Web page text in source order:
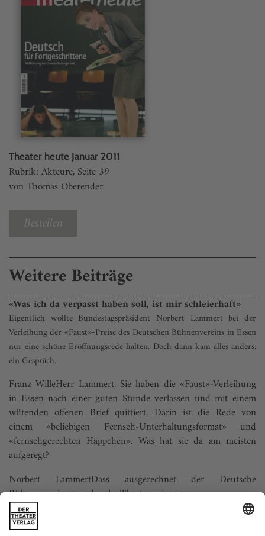
Theater heute Januar 2011
Rubrik: Akteure, Seite 39
von Thomas Oberender
Bestellen
Weitere Beiträge
«Was ich da verpasst haben soll, ist mir schleierhaft»
Eigentlich wollte Bundestagspräsident Norbert Lammert bei der
Verleihung der «Faust»-Preise des Deutschen Bühnenvereins in Essen
nur eine schöne Eröffnungsrede halten. Doch dann kam alles anders:
ein Gespräch.
Franz WilleHerr Lammert, Sie haben die «Faust»-Verleihung
in Essen nach einer guten Stunde verlassen und mit einem
wütenden offenen Brief quittiert. Darin ist die Rede von
einem «beliebigen Fernseh-Unterhaltungs­format» und
«fernsehgerechten Häppchen». Was hat sie da am meisten
aufgeregt?
Norbert LammertDass ausgerechnet der Deutsche
Bühnenverein einmal mehr Theaterpreise in...
Im Feld der Verhandlung